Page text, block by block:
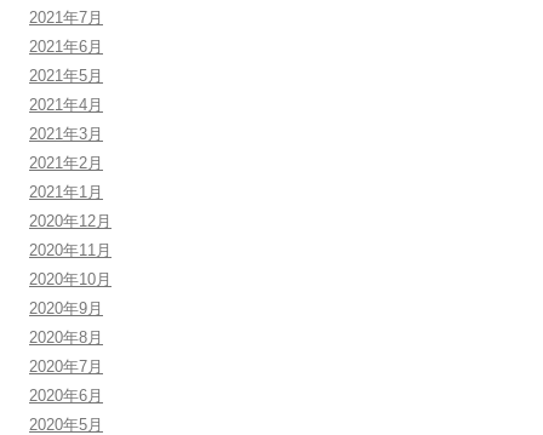
2021年7月
2021年6月
2021年5月
2021年4月
2021年3月
2021年2月
2021年1月
2020年12月
2020年11月
2020年10月
2020年9月
2020年8月
2020年7月
2020年6月
2020年5月